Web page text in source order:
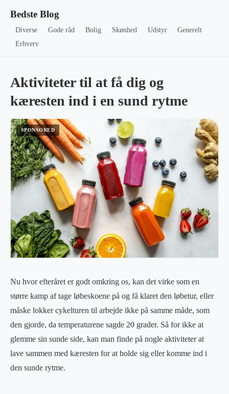
Bedste Blog
Diverse Gode råd Bolig Skønhed Udstyr
Generelt
Erhverv
Aktiviteter til at få dig og
kæresten ind i en sund rytme
Nu hvor efteråret er godt omkring os, kan det virke som en
større kamp af tage løbeskoene på og få klaret den løbetur, eller
måske lokker cykelturen til arbejde ikke på samme måde, som
den gjorde, da temperaturene sagde 20 grader. Så for ikke at
glemme sin sunde side, kan man finde på nogle aktiviteter at
lave sammen med kæresten for at holde sig eller komme ind i
den sunde rytme.